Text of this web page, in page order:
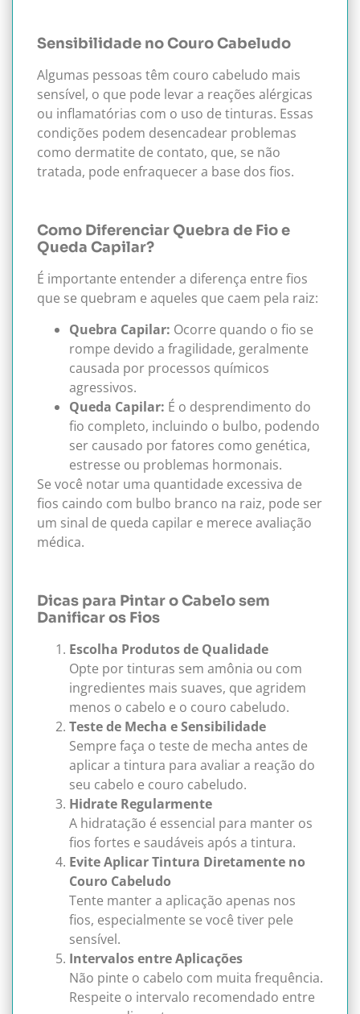
Sensibilidade no Couro Cabeludo
Algumas pessoas têm couro cabeludo mais
sensível, o que pode levar a reações alérgicas
ou inflamatórias com o uso de tinturas. Essas
condições podem desencadear problemas
como dermatite de contato, que, se não
tratada, pode enfraquecer a base dos fios.
Como Diferenciar Quebra de Fio e
Queda Capilar?
É importante entender a diferença entre fios
que se quebram e aqueles que caem pela raiz:
Quebra Capilar: Ocorre quando o fio se
rompe devido a fragilidade, geralmente
causada por processos químicos
agressivos.
Queda Capilar: É o desprendimento do
fio completo, incluindo o bulbo, podendo
ser causado por fatores como genética,
estresse ou problemas hormonais.
Se você notar uma quantidade excessiva de
fios caindo com bulbo branco na raiz, pode ser
um sinal de queda capilar e merece avaliação
médica.
Dicas para Pintar o Cabelo sem
Danificar os Fios
Escolha Produtos de Qualidade
Opte por tinturas sem amônia ou com
ingredientes mais suaves, que agridem
menos o cabelo e o couro cabeludo.
Teste de Mecha e Sensibilidade
Sempre faça o teste de mecha antes de
aplicar a tintura para avaliar a reação do
seu cabelo e couro cabeludo.
Hidrate Regularmente
A hidratação é essencial para manter os
fios fortes e saudáveis após a tintura.
Evite Aplicar Tintura Diretamente no
Couro Cabeludo
Tente manter a aplicação apenas nos
fios, especialmente se você tiver pele
sensível.
Intervalos entre Aplicações
Não pinte o cabelo com muita frequência.
Respeite o intervalo recomendado entre